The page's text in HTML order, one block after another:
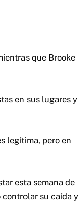
que Brooke
en sus lugares y
legítima, pero en
esta semana de
controlar su caída y